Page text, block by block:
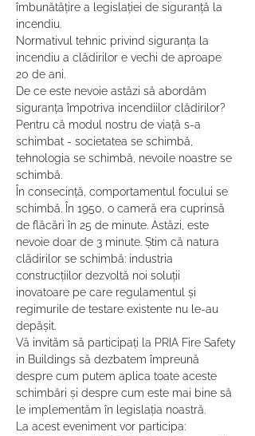
îmbunătățire a legislației de siguranță la
incendiu.
Normativul tehnic privind siguranța la
incendiu a clădirilor e vechi de aproape
20 de ani.
De ce este nevoie astăzi să abordăm
siguranța împotriva incendiilor clădirilor?
Pentru că modul nostru de viață s-a
schimbat - societatea se schimbă,
tehnologia se schimbă, nevoile noastre se
schimbă.
În consecință, comportamentul focului se
schimbă. În 1950, o cameră era cuprinsă
de flăcări în 25 de minute. Astăzi, este
nevoie doar de 3 minute. Știm că natura
clădirilor se schimbă: industria
construcțiilor dezvoltă noi soluții
inovatoare pe care regulamentul și
regimurile de testare existente nu le-au
depășit.
Vă invităm să participați la PRIA Fire Safety
in Buildings să dezbatem împreună
despre cum putem aplica toate aceste
schimbări și despre cum este mai bine să
le implementăm în legislația noastră.
La acest eveniment vor participa: